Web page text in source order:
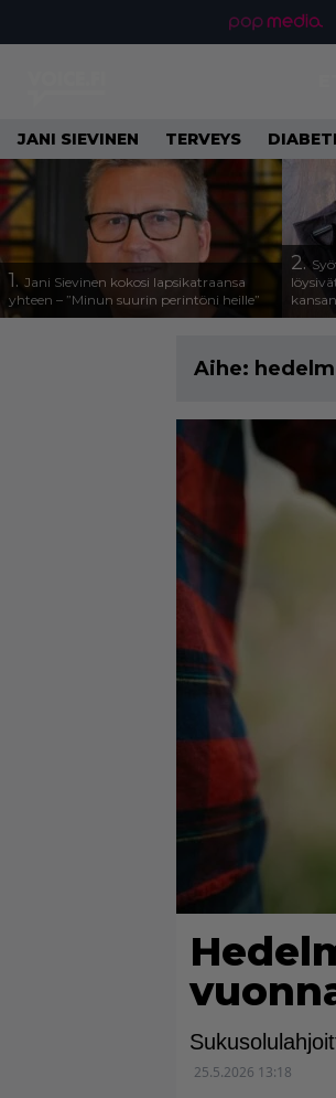
JANI SIEVINEN TERVEYS
1. Jani Sievinen kokosi lapsikatraansa
yhteen – ”Minun suurin perintöni heille”
2.
Aihe:
25.5.2026 13:18